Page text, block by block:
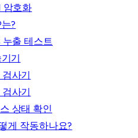
암호화
?
누출 테스트
기
사기
사기
상태 확인
게 작동하나요?